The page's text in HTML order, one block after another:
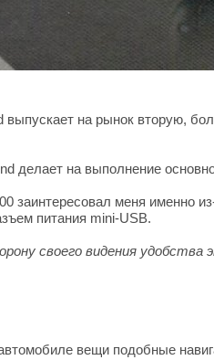
выпускает на рынок вторую,
делает на выполнение
заинтересовал меня именно
питания mini-USB.
своего видения удобства
вещи подобные